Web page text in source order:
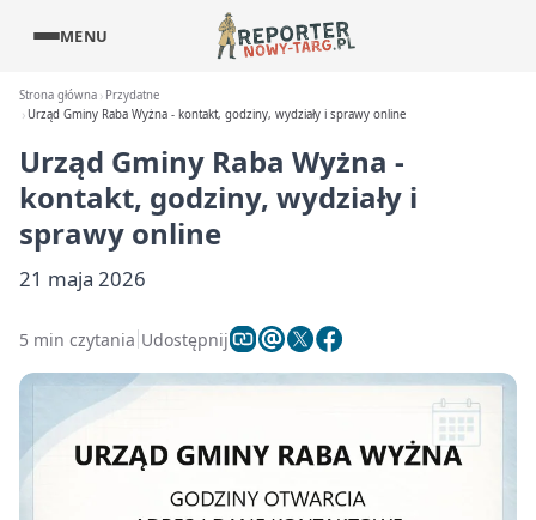
MENU
Strona główna
Przydatne
Urząd Gminy Raba Wyżna - kontakt, godziny, wydziały i sprawy online
Urząd Gminy Raba Wyżna -
kontakt, godziny, wydziały i
sprawy online
21 maja 2026
5 min czytania Udostępnij